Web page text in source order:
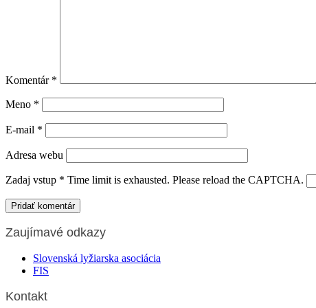
Komentár *
Meno *
E-mail *
Adresa webu
Zadaj vstup * Time limit is exhausted. Please reload the CAPTCHA.
Zaujímavé odkazy
Slovenská lyžiarska asociácia
FIS
Kontakt